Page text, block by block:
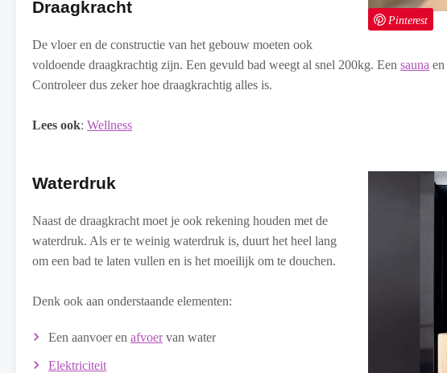
Pinterest
Draagkracht
De vloer en de constructie van het gebouw moeten ook
voldoende draagkrachtig zijn. Een gevuld bad weegt al snel 200kg. Een sauna en
Controleer dus zeker hoe draagkrachtig alles is.
Lees ook: Wellness
Waterdruk
Naast de draagkracht moet je ook rekening houden met de
waterdruk. Als er te weinig waterdruk is, duurt het heel lang
om een bad te laten vullen en is het moeilijk om te douchen.
Denk ook aan onderstaande elementen:
Een aanvoer en afvoervan water
Elektriciteit